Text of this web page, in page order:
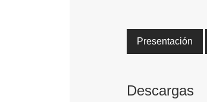
Presentación
Descargas